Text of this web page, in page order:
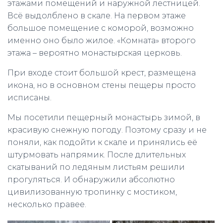
этажами помещений и наружной лестницей.
Всё выдолблено в скале. На первом этаже
большое помещение с коморой, возможно
именно оно было жилое. «Комната» второго
этажа – вероятно монастырская церковь.
При входе стоит большой крест, размещена
икона, но в основном стены пещеры просто
исписаны.
Мы посетили пещерный монастырь зимой, в
красивую снежную погоду. Поэтому сразу и не
поняли, как подойти к скале и принялись её
штурмовать напрямик. После длительных
скатываний по ледяным листьям решили
прогуляться. И обнаружили абсолютно
цивилизованную тропинку с мостиком,
несколько правее.